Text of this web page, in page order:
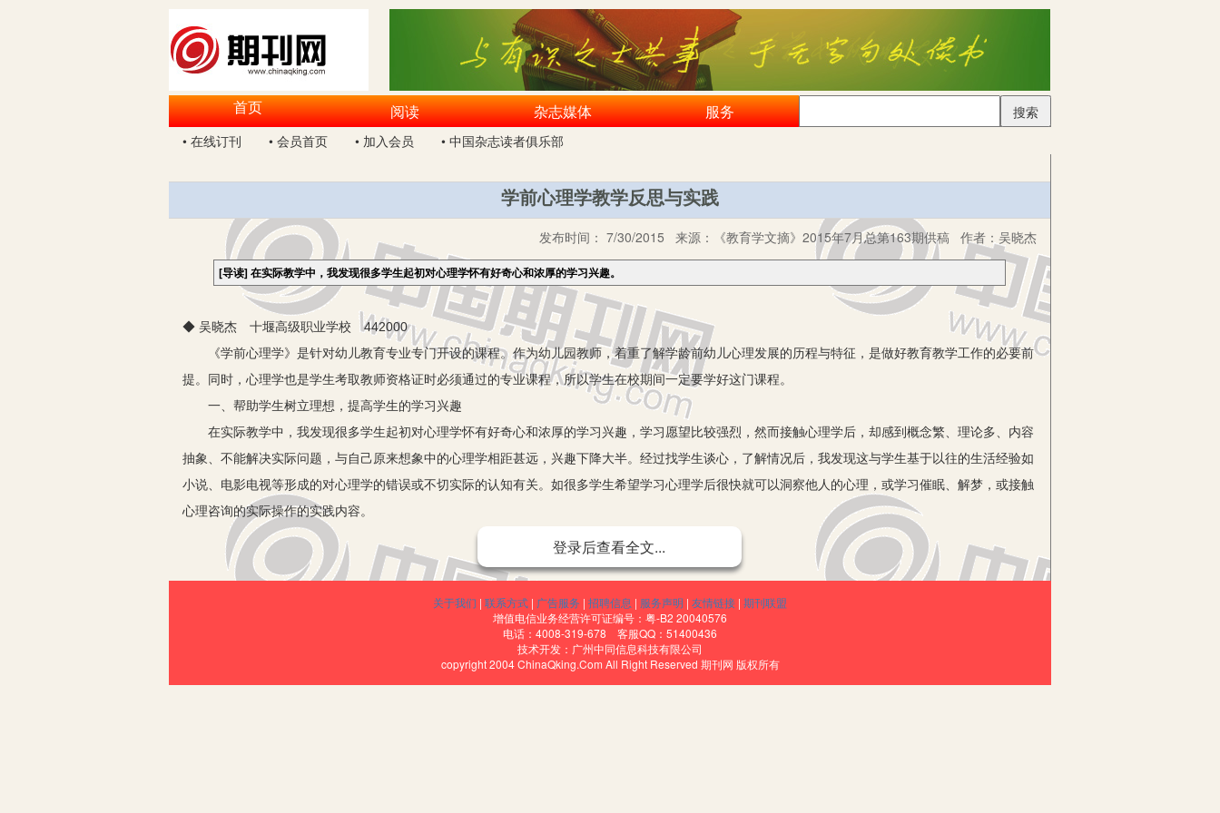
首页 阅读 杂志媒体 服务
搜索
• 在线订刊
• 会员首页 • 加入会员 • 中国杂志读者俱乐部
学前心理学教学反思与实践
发布时间： 7/30/2015 来源： 《教育学文摘》2015年7月总第163期供稿 作者： 吴晓杰
[导读]在实际教学中，我发现很多学生起初对心理学怀有好奇心和浓厚的学习兴趣。
◆ 吴晓杰 十堰高级职业学校 442000
《学前心理学》是针对幼儿教育专业专门开设的课程。作为幼儿园教师，着重了解学龄前幼儿心理发展的历程与特征，是做好教育教学工作的必要前
提。同时，心理学也是学生考取教师资格证时必须通过的专业课程，所以学生在校期间一定要学好这门课程。
一、帮助学生树立理想，提高学生的学习兴趣
在实际教学中，我发现很多学生起初对心理学怀有好奇心和浓厚的学习兴趣，学习愿望比较强烈，然而接触心理学后，却感到概念繁、理论多、内容
抽象、不能解决实际问题，与自己原来想象中的心理学相距甚远，兴趣下降大半。经过找学生谈心，了解情况后，我发现这与学生基于以往的生活经验如
小说、电影电视等形成的对心理学的错误或不切实际的认知有关。如很多学生希望学习心理学后很快就可以洞察他人的心理，或学习催眠、解梦，或接触
心理咨询的实际操作的实践内容。
针对这一情况，单纯地强调学习的重要性，作用不大，因此，我采取了帮助学生树立理想，从而达到提高学生学习兴趣的方法。在课堂上引导学生从
自己的职业规划出发，谈自己的理想，谈自己对未来职业的期待，进而引申到职业本身对从业者的要求上，让学生自己讨论并谈一谈幼儿教师需要具备的
当然，在实际教学中，也会遇到不想当幼儿教师的学生，针对这部分学生，我会从心理学在日常生活中的应用着手。比如教室里黑板是黑色的，粉笔
是白色的，这就运用了心理学里感觉的对比规律，让学生明白不仅是幼儿教师需要心理学知识，其他职业也离不开心理学，从而提高学习兴趣。
二、让学生了解教学目标，明确学习有关内容后要达到的水平
登录后查看全文...
关于我们 | 联系方式 | 广告服务 | 招聘信息 | 服务声明 | 友情链接 | 期刊联盟
增值电信业务经营许可证编号：粤-B2 20040576
电话：4008-319-678 客服QQ：51400436
技术开发：广州中同信息科技有限公司
copyright 2004 ChinaQking.Com All Right Reserved 期刊网 版权所有